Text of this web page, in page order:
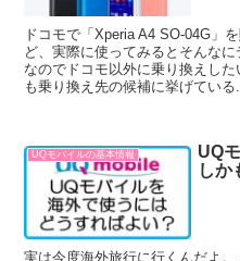
ドコモで「Xperia A4 SO-04G」
ど、実際に使ってみるとそんな
なのでドコモ以外に乗り換えし
も乗り換え先の候補に挙げている
UQモバイルの基本情報
UQ
しか
実は今度海外旅行に行くんだよ